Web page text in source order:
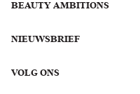
NIEUWSBRIEF
VOLG ONS
BEAUTY AMBITIONS